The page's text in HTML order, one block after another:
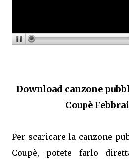
Download canzone
Coupè
Per scaricare la canzone
Coupè, potete farlo